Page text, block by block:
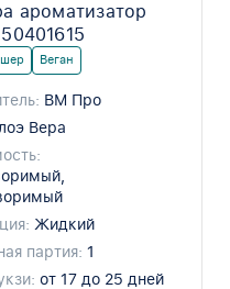
ароматизатор
Веган
ВМ Про
Вера
Жидкий
партия: 1
от 17 до 25 дней